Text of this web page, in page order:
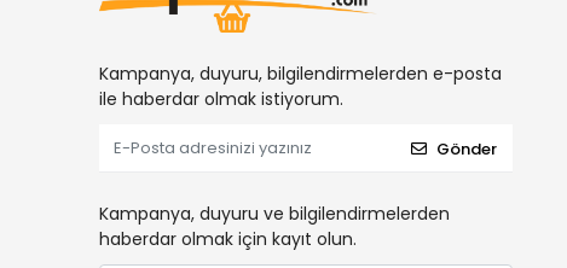
Kampanya, duyuru, bilgilendirmelerden e-posta
ile haberdar olmak istiyorum.
Gönder
Kampanya, duyuru ve bilgilendirmelerden
haberdar olmak için kayıt olun.